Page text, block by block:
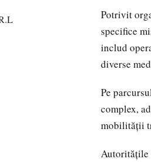
Potrivit
specifice
includ
diverse
Pe
complex,
mobilității
Autoritățile